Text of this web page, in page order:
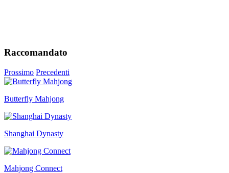
Raccomandato
Prossimo Precedenti
Butterfly Mahjong
Shanghai Dynasty
Mahjong Connect